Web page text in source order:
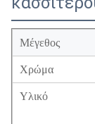
Μέγεθος
Χρώμα
Υλικό